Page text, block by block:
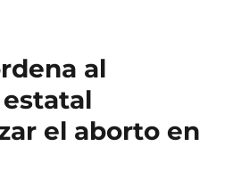
o
r
í
a
s
al
el aborto en